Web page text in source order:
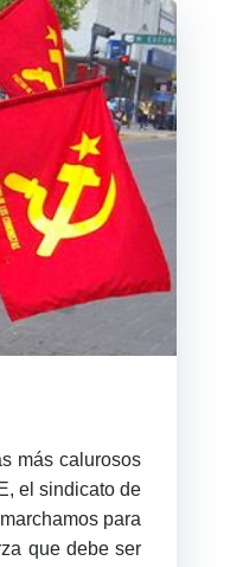
más calurosos
el sindicato de
para
que debe ser